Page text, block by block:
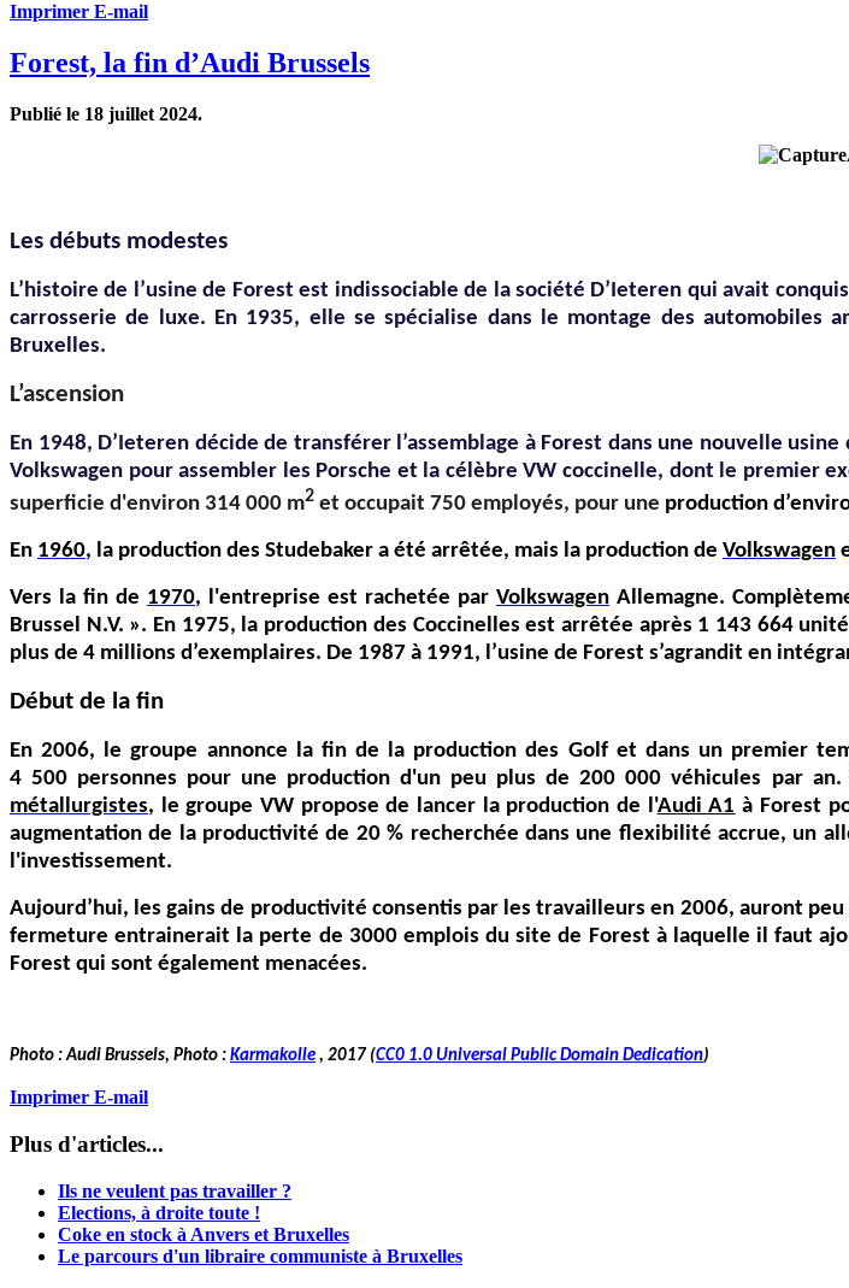
Imprimer E-mail
Forest, la fin d’Audi Brussels
Publié le 18 juillet 2024.
Les débuts modestes
L’histoire de l’usine de Forest est indissociable de la société D’Ieteren qui avait
carrosserie de luxe. En 1935, elle se spécialise dans le montage des automobiles
Bruxelles.
L’ascension
En 1948, D’Ieteren décide de transférer l’assemblage à Forest dans une nouvelle
Volkswagen pour assembler les Porsche et la célèbre VW coccinelle, dont le premier
superficie d'environ 314 000 m2 et occupait 750 employés, pour une production
En 1960, la production des Studebaker a été arrêtée, mais la production de Volkswagen
Vers la fin de 1970, l'entreprise est rachetée par Volkswagen Allemagne.
Brussel N.V. ». En 1975, la production des Coccinelles est arrêtée après 1 143 664
plus de 4 millions d’exemplaires. De 1987 à 1991, l’usine de Forest s’agrandit en
Début de la fin
En 2006, le groupe annonce la fin de la production des Golf et dans un premier
4 500 personnes pour une production d'un peu plus de 200 000 véhicules par
métallurgistes, le groupe VW propose de lancer la production de l'Audi A1 à Forest
augmentation de la productivité de 20 % recherchée dans une flexibilité accrue, un
l'investissement.
Aujourd’hui, les gains de productivité consentis par les travailleurs en 2006, auront
fermeture entrainerait la perte de 3000 emplois du site de Forest à laquelle il faut
Forest qui sont également menacées.
Photo : Audi Brussels, Photo : Karmakolle , 2017 (CC0 1.0 Universal Public Domain Dedication)
Imprimer E-mail
Plus d'articles...
Ils ne veulent pas travailler ?
Elections, à droite toute !
Coke en stock à Anvers et Bruxelles
Le parcours d'un libraire communiste à Bruxelles